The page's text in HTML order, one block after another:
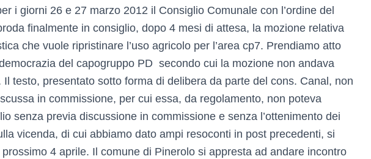
i giorni 26 e 27 marzo 2012 il Consiglio Comunale con l’ordine del
finalmente in consiglio, dopo 4 mesi di attesa, la mozione relativa
che vuole ripristinare l’uso agricolo per l’area cp7. Prendiamo atto
del capogruppo PD secondo cui la mozione non andava
Il testo, presentato sotto forma di delibera da parte del cons. Canal, non
in commissione, per cui essa, da regolamento, non poteva
senza previa discussione in commissione e senza l’ottenimento dei
vicenda, di cui abbiamo dato ampi resoconti in post precedenti, si
4 aprile. Il comune di Pinerolo si appresta ad andare incontro